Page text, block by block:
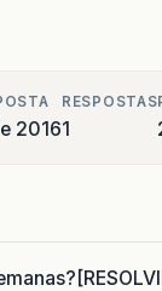
2016
RESPOSTAS
1